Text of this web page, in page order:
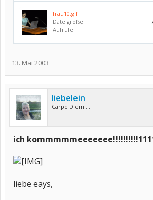
frau10.gif
Dateigröße:
Aufrufe:
13. Mai 2003
liebelein
Carpe Diem.....
ich
liebe eays,